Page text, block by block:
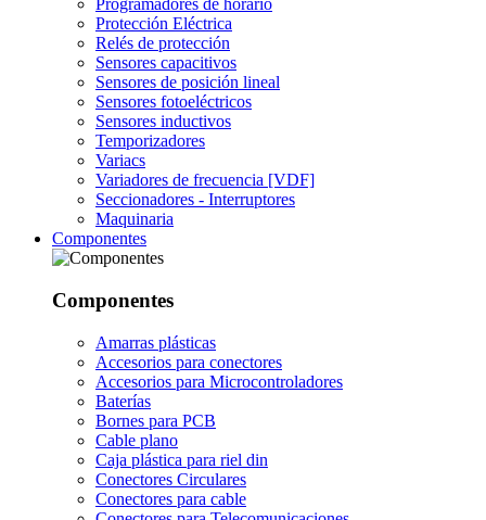
Programadores de horario
Protección Eléctrica
Relés de protección
Sensores capacitivos
Sensores de posición lineal
Sensores fotoeléctricos
Sensores inductivos
Temporizadores
Variacs
Variadores de frecuencia [VDF]
Seccionadores - Interruptores
Maquinaria
Componentes
Componentes
Amarras plásticas
Accesorios para conectores
Accesorios para Microcontroladores
Baterías
Bornes para PCB
Cable plano
Caja plástica para riel din
Conectores Circulares
Conectores para cable